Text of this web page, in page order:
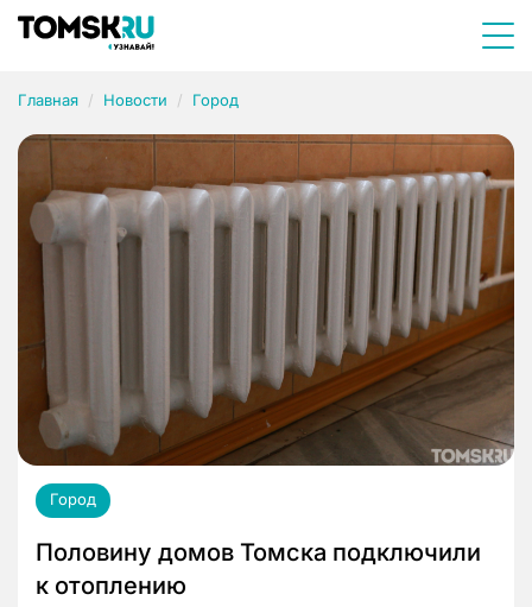
Главная Новости Город
Город
Половину домов Томска подключили
к отоплению